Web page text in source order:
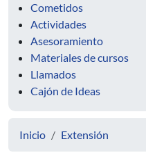
Cometidos
Actividades
Asesoramiento
Materiales de cursos
Llamados
Cajón de Ideas
Inicio Extensión